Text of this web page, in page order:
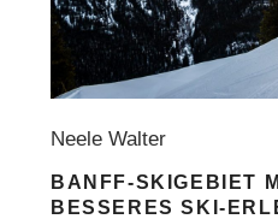
Neele Walter
BANFF-SKIGEBIET
BESSERES SKI-